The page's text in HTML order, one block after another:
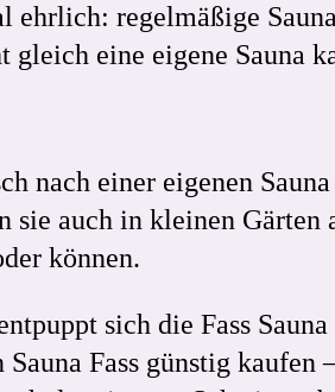
regelmäßige
eine eigene Sauna
nach einer eigenen
auch in kleinen Gärten
können.
sich die Fass Sauna
Fass günstig